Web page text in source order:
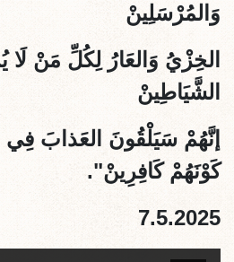
وَالمُرْسَلِينْ
الخِزْيُ وَالعَارُ لِكُلِّ مَنْ لَا
الشَّيَاطِينْ
إنَّهُمْ سَيَلْقُونَ العَذابَ فِي
كَوْنَهُمْ كَافِرِينْ".
7.5.2025